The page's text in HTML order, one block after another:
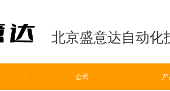
ꀶ 公司
公司
北京盛意达自动化